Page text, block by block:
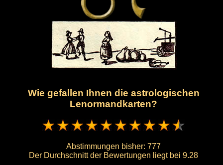
Wie gefallen Ihnen die astrologischen
Lenormandkarten?
Abstimmungen bisher: 777
Der Durchschnitt der Bewertungen liegt bei 9.28